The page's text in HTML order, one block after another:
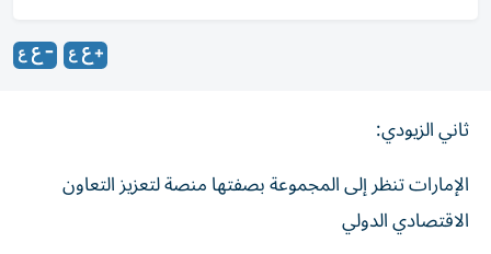
ثاني الزيودي:
الإمارات تنظر إلى المجموعة بصفتها منصة لتعزيز التعاون
الاقتصادي الدولي